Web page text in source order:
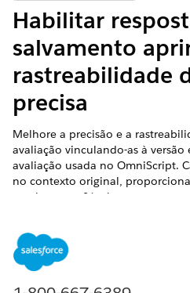
Habilitar
salvamento
rastreabilidade
precisa
Melhore a precisão e a
avaliação vinculando-as à
avaliação usada no OmniScript.
no contexto original,
preciso e confiável.
Exibir edições de produto com